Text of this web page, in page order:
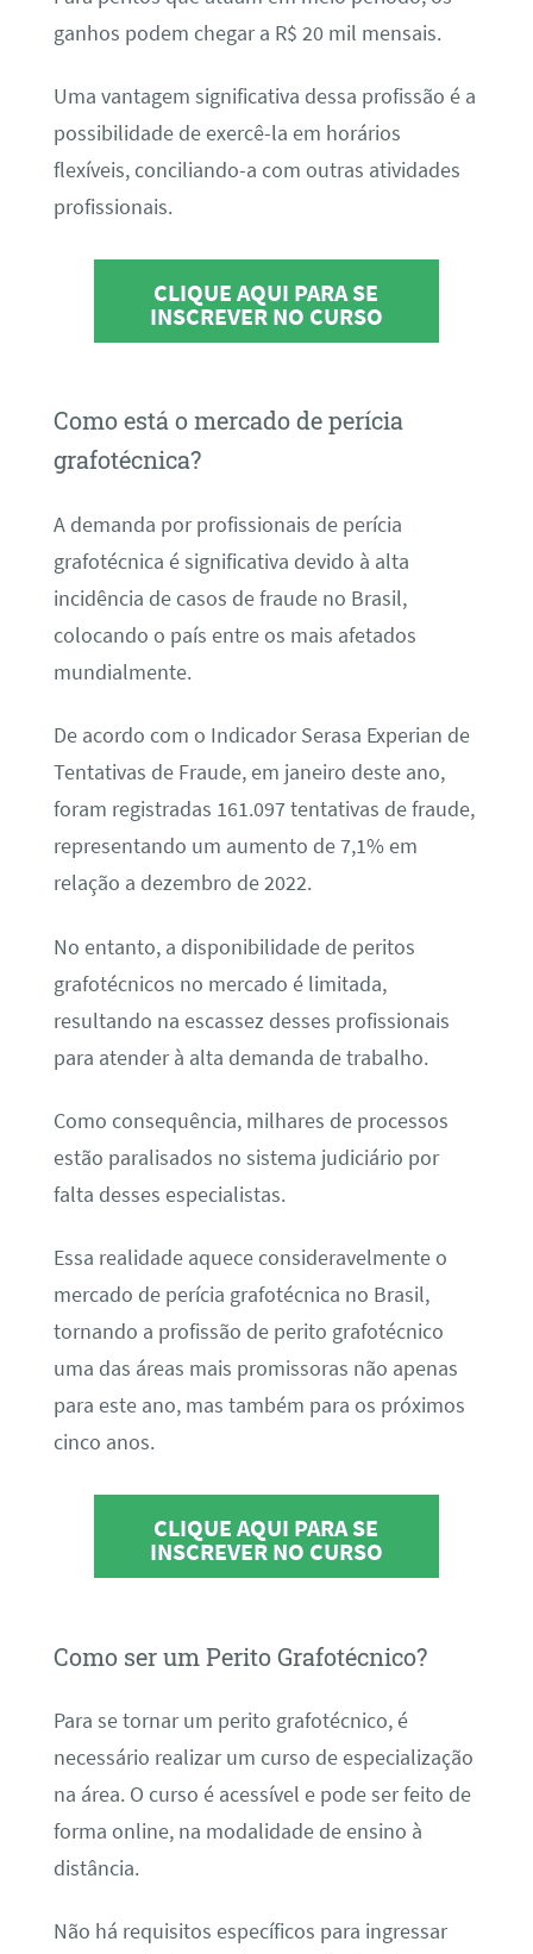
ganhos podem chegar a R$ 20 mil mensais.
Uma vantagem significativa dessa profissão é a
possibilidade de exercê-la em horários
flexíveis, conciliando-a com outras atividades
profissionais.
CLIQUE AQUI PARA SE
INSCREVER NO CURSO
Como está o mercado de perícia
grafotécnica?
A demanda por profissionais de perícia
grafotécnica é significativa devido à alta
incidência de casos de fraude no Brasil,
colocando o país entre os mais afetados
mundialmente.
De acordo com o Indicador Serasa Experian de
Tentativas de Fraude, em janeiro deste ano,
foram registradas 161.097 tentativas de fraude,
representando um aumento de 7,1% em
relação a dezembro de 2022.
No entanto, a disponibilidade de peritos
grafotécnicos no mercado é limitada,
resultando na escassez desses profissionais
para atender à alta demanda de trabalho.
Como consequência, milhares de processos
estão paralisados no sistema judiciário por
falta desses especialistas.
Essa realidade aquece consideravelmente o
mercado de perícia grafotécnica no Brasil,
tornando a profissão de perito grafotécnico
uma das áreas mais promissoras não apenas
para este ano, mas também para os próximos
cinco anos.
CLIQUE AQUI PARA SE
INSCREVER NO CURSO
Como ser um Perito Grafotécnico?
Para se tornar um perito grafotécnico, é
necessário realizar um curso de especialização
na área. O curso é acessível e pode ser feito de
forma online, na modalidade de ensino à
distância.
Não há requisitos específicos para ingressar